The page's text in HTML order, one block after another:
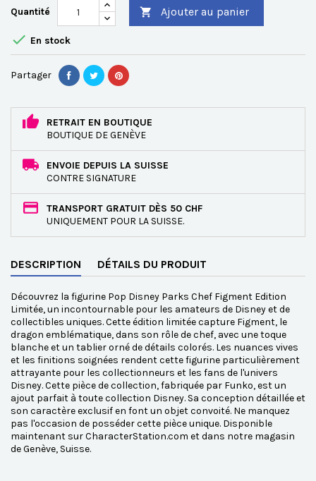
Quantité  Ajouter au panier
 En stock
Partager
RETRAIT EN BOUTIQUE
BOUTIQUE DE GENÈVE
ENVOIE DEPUIS LA SUISSE
CONTRE SIGNATURE
TRANSPORT GRATUIT DÈS 50 CHF
UNIQUEMENT POUR LA SUISSE.
DESCRIPTION DÉTAILS DU PRODUIT
Découvrez la figurine Pop Disney Parks Chef Figment Edition
Limitée, un incontournable pour les amateurs de Disney et de
collectibles uniques. Cette édition limitée capture Figment, le
dragon emblématique, dans son rôle de chef, avec une toque
blanche et un tablier orné de détails colorés. Les nuances vives
et les finitions soignées rendent cette figurine particulièrement
attrayante pour les collectionneurs et les fans de l'univers
Disney. Cette pièce de collection, fabriquée par Funko, est un
ajout parfait à toute collection Disney. Sa conception détaillée et
son caractère exclusif en font un objet convoité. Ne manquez
pas l'occasion de posséder cette pièce unique. Disponible
maintenant sur CharacterStation.com et dans notre magasin
de Genève, Suisse.